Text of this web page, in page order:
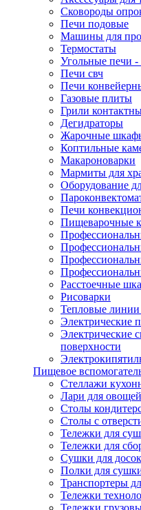
Сковороды
Печи подовые
Машины для
Термостаты
Угольные печи
Печи свч
Печи
Газовые плиты
Грили
Дегидраторы
Жарочные
Коптильные
Макароноварки
Мармиты для
Оборудование
Печи
Пищеварочные
Расстоечные
Рисоварки
Тепловые линии
Электрические
Электрические
поверхности
Пищевое
Стеллажи
Лари для овощей
Столы
Столы с
Тележки для
Тележки для
Сушки для
Полки для
Транспортеры
Тележки
Тележки